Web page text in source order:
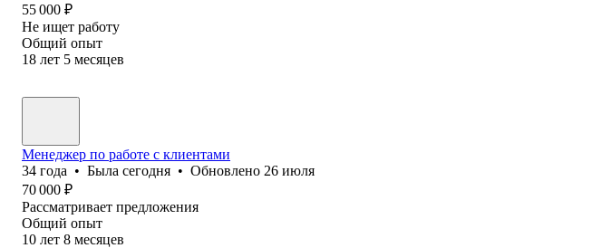
55 000 ₽
Не ищет работу
Общий опыт
18 лет 5 месяцев
Менеджер по работе с клиентами
34 года • Была сегодня • Обновлено 26 июля
70 000 ₽
Рассматривает предложения
Общий опыт
10 лет 8 месяцев